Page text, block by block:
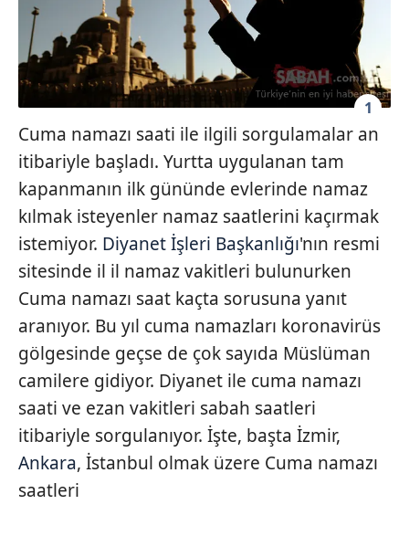
1
Cuma namazı saati ile ilgili sorgulamalar an
itibariyle başladı. Yurtta uygulanan tam
kapanmanın ilk gününde evlerinde namaz
kılmak isteyenler namaz saatlerini kaçırmak
istemiyor. Diyanet İşleri Başkanlığı'nın resmi
sitesinde il il namaz vakitleri bulunurken
Cuma namazı saat kaçta sorusuna yanıt
aranıyor. Bu yıl cuma namazları koronavirüs
gölgesinde geçse de çok sayıda Müslüman
camilere gidiyor. Diyanet ile cuma namazı
saati ve ezan vakitleri sabah saatleri
itibariyle sorgulanıyor. İşte, başta İzmir,
Ankara, İstanbul olmak üzere Cuma namazı
saatleri